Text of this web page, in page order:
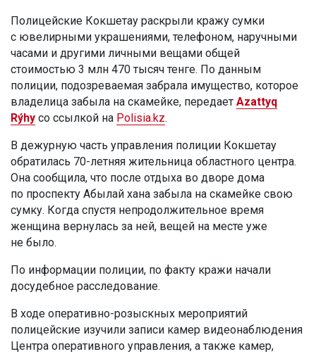
Полицейские Кокшетау раскрыли кражу сумки
с ювелирными украшениями, телефоном, наручными
часами и другими личными вещами общей
стоимостью 3 млн 470 тысяч тенге. По данным
полиции, подозреваемая забрала имущество, которое
владелица забыла на скамейке, передает Azattyq
Rýhy со ссылкой на Polisia.kz.
В дежурную часть управления полиции Кокшетау
обратилась 70-летняя жительница областного центра.
Она сообщила, что после отдыха во дворе дома
по проспекту Абылай хана забыла на скамейке свою
сумку. Когда спустя непродолжительное время
женщина вернулась за ней, вещей на месте уже
не было.
По информации полиции, по факту кражи начали
досудебное расследование.
В ходе оперативно-розыскных мероприятий
полицейские изучили записи камер видеонаблюдения
Центра оперативного управления, а также камер,